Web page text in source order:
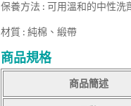
保養方法 : 可用溫和的中性洗
材質 : 純棉、緞帶
商品規格
商品簡述